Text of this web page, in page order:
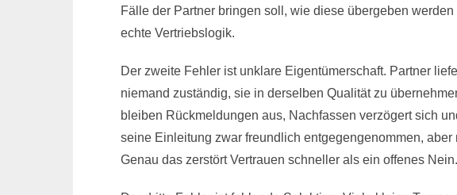
Fälle der Partner bringen soll, wie diese übergeben
echte Vertriebslogik.
Der zweite Fehler ist unklare Eigentümerschaft. Partner
niemand zuständig, sie in derselben Qualität zu
bleiben Rückmeldungen aus, Nachfassen verzögert sich
seine Einleitung zwar freundlich entgegengenommen,
Genau das zerstört Vertrauen schneller als ein offenes Nein.